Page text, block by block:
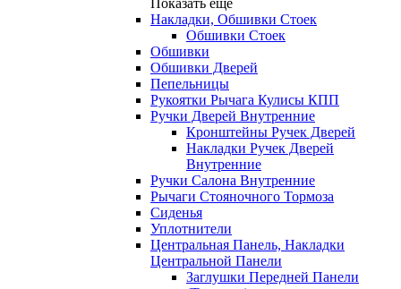
Показать еще
Накладки, Обшивки Стоек
Обшивки Стоек
Обшивки
Обшивки Дверей
Пепельницы
Рукоятки Рычага Кулисы КПП
Ручки Дверей Внутренние
Кронштейны Ручек Дверей
Накладки Ручек Дверей
Внутренние
Ручки Салона Внутренние
Рычаги Стояночного Тормоза
Сиденья
Уплотнители
Центральная Панель, Накладки
Центральной Панели
Заглушки Передней Панели